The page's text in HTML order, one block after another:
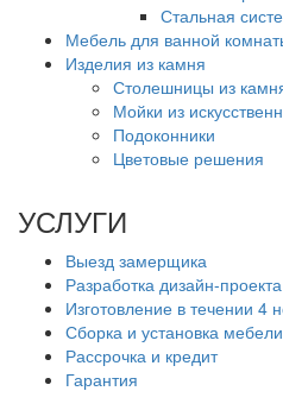
Стальная
Мебель для ванной
Изделия из камня
Столешницы из
Мойки из
Подоконники
Цветовые решения
УСЛУГИ
Выезд замерщика
Разработка дизайн-проекта
Изготовление в течении 4
Сборка и установка мебели
Рассрочка и кредит
Гарантия